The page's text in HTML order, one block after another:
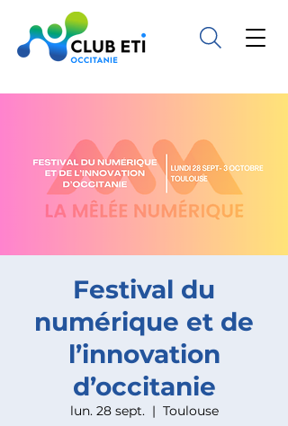
Festival du
numérique et de
l’innovation
d’occitanie
lun. 28 sept.
  |
Toulouse